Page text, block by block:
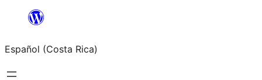
Saltar
contenido
Español (Costa Rica)